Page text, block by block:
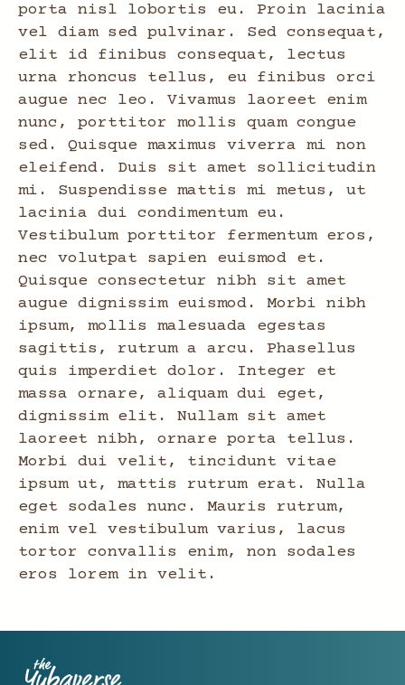
porta nisl lobortis eu. Proin lacinia
vel diam sed pulvinar. Sed consequat,
elit id finibus consequat, lectus
urna rhoncus tellus, eu finibus orci
augue nec leo. Vivamus laoreet enim
nunc, porttitor mollis quam congue
sed. Quisque maximus viverra mi non
eleifend. Duis sit amet sollicitudin
mi. Suspendisse mattis mi metus, ut
lacinia dui condimentum eu.
Vestibulum porttitor fermentum eros,
nec volutpat sapien euismod et.
Quisque consectetur nibh sit amet
augue dignissim euismod. Morbi nibh
ipsum, mollis malesuada egestas
sagittis, rutrum a arcu. Phasellus
quis imperdiet dolor. Integer et
massa ornare, aliquam dui eget,
dignissim elit. Nullam sit amet
laoreet nibh, ornare porta tellus.
Morbi dui velit, tincidunt vitae
ipsum ut, mattis rutrum erat. Nulla
eget sodales nunc. Mauris rutrum,
enim vel vestibulum varius, lacus
tortor convallis enim, non sodales
eros lorem in velit.